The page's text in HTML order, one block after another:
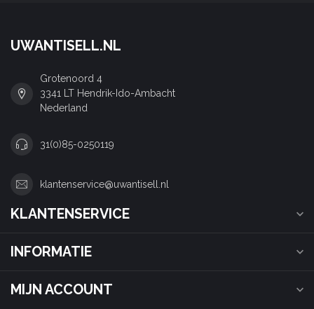
UWANTISELL.NL
Grotenoord 4
3341 LT Hendrik-Ido-Ambacht
Nederland
31(0)85-0250119
klantenservice@uwantisell.nl
KLANTENSERVICE
INFORMATIE
MIJN ACCOUNT